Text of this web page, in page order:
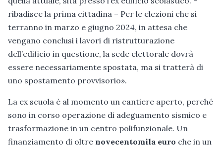
ribadisce la prima cittadina – Per le elezioni che si
terranno in marzo e giugno 2024, in attesa che
vengano conclusi i lavori di ristrutturazione
dell’edificio in questione, la sede elettorale dovrà
essere necessariamente spostata, ma si tratterà di
uno spostamento provvisorio».
La ex scuola è al momento un cantiere aperto, perché
sono in corso operazione di adeguamento sismico e
trasformazione in un centro polifunzionale. Un
finanziamento di oltre novecentomila euro che in un